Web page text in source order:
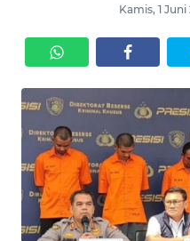
Kamis, 1
EKUIN
SAINS-TEKNO
KESEHATAN
INTERNASIONAL